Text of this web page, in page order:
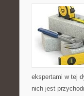
ekspertami w tej
nich jest